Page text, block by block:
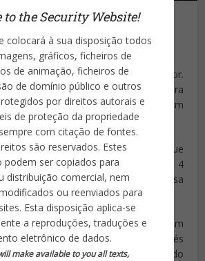
to the Security Website!
colocará à sua disposição todos
gráficos, ficheiros de
de animação, ficheiros de
de domínio público e outros
por direitos autorais e
de proteção da propriedade
com citação de fontes.
são reservados. Estes
ser copiados para
distribuição comercial, nem
ou reenviados para
Esta disposição aplica-se
a reproduções, traduções e
eletrônico de dados.
make available to you all texts,
porSite da Segurança
aos dados privados é cada vez maior.
não tenho nada a esconder” é pura
gosta de ver a sua vida exposta em
será conviver com a tecnologia que
pessoas mesmo estando entre 4
de uma casa? O MIT já tem essa
o previsto, o MIT irá lançar um
já em 2016 que, através
captar as reflexões de ondas do